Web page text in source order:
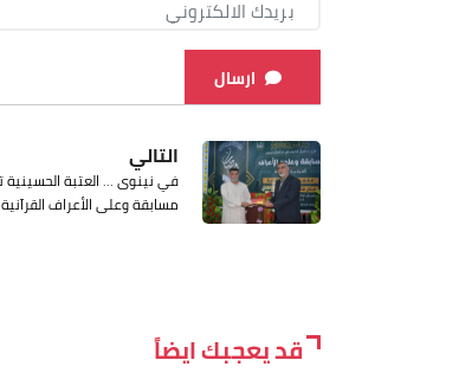
ارسال
التالي
في نينوى ... العتبة الحسينية
مسابقة وعلى الأعراف القرآنية
قد يعجبك ايضاً